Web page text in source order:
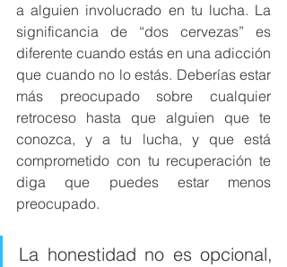
a alguien involucrado en tu lucha. La
significancia de “dos cervezas” es
diferente cuando estás en una adicción
que cuando no lo estás. Deberías estar
más preocupado sobre cualquier
retroceso hasta que alguien que te
conozca, y a tu lucha, y que está
comprometido con tu recuperación te
diga que puedes estar menos
preocupado.
La honestidad no es opcional,